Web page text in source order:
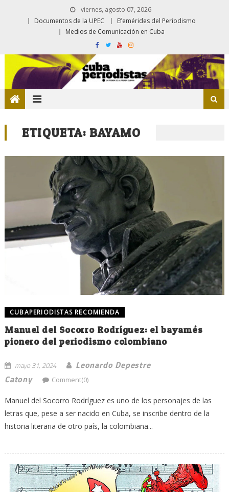
viernes, agosto 07, 2026
Documentos de la UPEC
Efemérides del Periodismo
Medios de Comunicación en Cuba
ETIQUETA: BAYAMO
CUBAPERIODISTAS RECOMIENDA
Manuel del Socorro Rodríguez: el bayamés
pionero del periodismo colombiano
mayo 31, 2024
Leonardo Depestre
Catony
Comment(0)
Manuel del Socorro Rodríguez es uno de los personajes de las
letras que, pese a ser nacido en Cuba, se inscribe dentro de la
historia literaria de otro país, la colombiana...